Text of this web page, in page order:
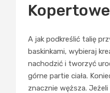
A jak podkreślić talię
baskinkami, wybieraj
nachodzić i tworzyć
górne partie ciała.
znacznie węższa.